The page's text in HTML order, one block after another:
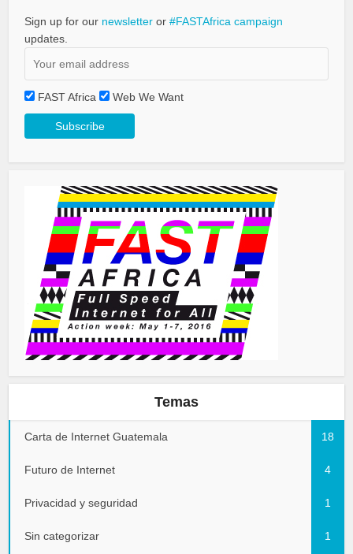
Sign up for our newsletter or#FASTAfrica campaign
updates.
FAST Africa Web We Want
Temas
Carta de Internet Guatemala 18
Futuro de Internet 4
Privacidad y seguridad 1
Sin categorizar 1